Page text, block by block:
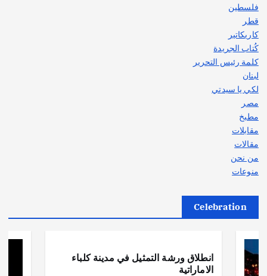
فلسطين
قطر
كاريكاتير
كُتاب الجريدة
كلمة رئيس التحرير
لبنان
لكي يا سيدتي
مصر
مطبخ
مقابلات
مقالات
من نحن
منوعات
Celebration
انطلاق ورشة التمثيل في مدينة كلباء
الاماراتية